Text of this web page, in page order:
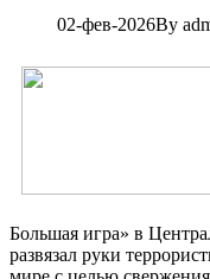
02-фев-2026By
Большая игра» в
развязал руки